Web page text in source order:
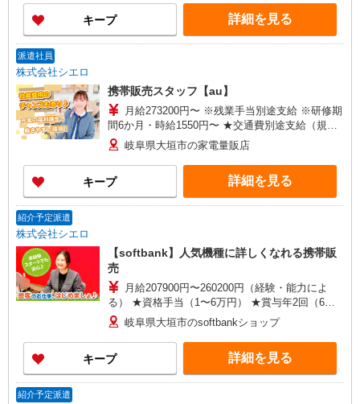
ィブ支給(規定有) ★月2回払い・週払い可能（規程
有）★ ゜・。○。・゜+゜・。○。・゜+゜
キープ 詳細を見る
派遣社員
株式会社シエロ
携帯販売スタッフ【au】
月給273200円〜 ※残業手当別途支給 ※研修期
間6か月・時給1550円〜 ★交通費別途支給（規定
あり） ゜+゜・。○。・゜+゜・。○。・゜+゜ 入
社祝い金10万円支給(規定有) お友達を紹介頂くと,
インセンティブ支給(規定有) ゜・。○。・゜
+゜・。○。・゜+゜
岐阜県大垣市の家電量販店
キープ 詳細を見る
紹介予定派遣
株式会社シエロ
【softbank】人気機種に詳しくなれる携帯販
売
月給207900円〜260200円（経験・能力によ
る） ★資格手当（1〜6万円） ★賞与年2回（6
月・12月・実績最高5.4カ月分） ※残業代支給 ★
交通費別途支給（規定あり） 未経験から入社半年
で年収400万円以上への昇給実績あり ゜+゜・。
○。・゜+゜・。○。・゜+゜ 入社祝い金10万円支
給(規定有) お友達を紹介頂くと, インセンティブ支
岐阜県大垣市のsoftbankショップ
キープ 詳細を見る
紹介予定派遣